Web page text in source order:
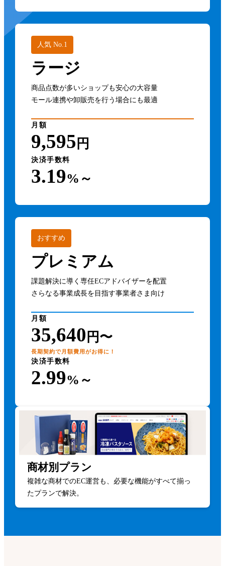
クレジットカード（PGマルチペイメントサービス）
画像サイズ設定
お問い合わせフォーム
決済方法設定
メールアドレス
メール内容設定
会員機能
ショッピングカート
NP後払い
PayPay
プランアップ
ポイント機能
電子マネー
楽天ペイ（オンライン決済）
ショップ内検索
クレジットカード（SGシステム）
開店・閉店設定
戻り先URL
ディスク容量
トップページバナー
FTPオプション
グループ
メタタグ設定
名入れ設定
新着商品管理
オプションサービス
ポイント確定処理
受注区分設定
Square対面決済
請求書・納品書・領収書 発行・印刷
商品登録
商品検索・変更
購入制限
おすすめ商品表示
レビュー機能
受注管理
配送伝票番号一括登録
インフォメーション登録
XMLサイトマップ作成
YouTubeショッピング連携
人気 No.1
ラージ
商品点数が多いショップも安心の大容量
モール連携や卸販売を行う場合にも最適
月額
9,595 円
決済手数料
3.19%～
おすすめ
プレミアム
課題解決に導く専任ECアドバイザーを配置
さらなる事業成長を目指す事業者さま向け
月額
35,640 円〜
長期契約で月額費用がお得に！
決済手数料
2.99%～
商材別プラン
複雑な商材でのEC運営も、必要な機能がすべて揃っ
たプランで解決。